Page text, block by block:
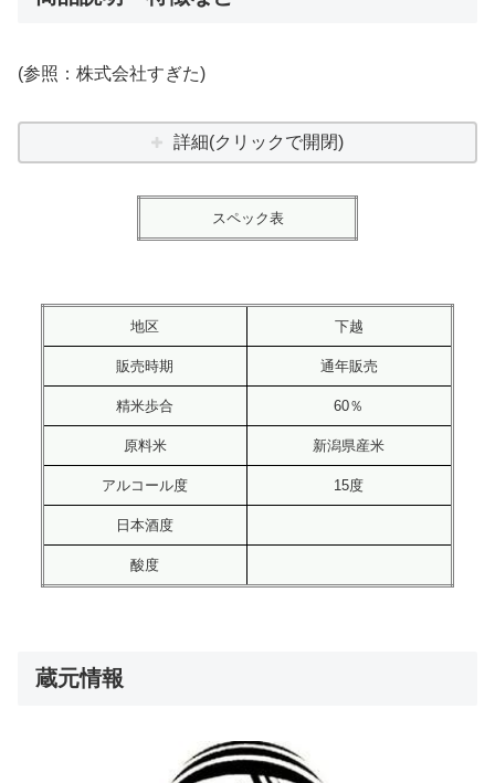
(参照：株式会社すぎた)
詳細(クリックで開閉)
スペック表
地区 下越
販売時期 通年販売
精米歩合 60％
原料米 新潟県産米
アルコール度 15度
日本酒度
酸度
蔵元情報